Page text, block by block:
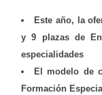
Este año, la
y 9 plazas de
especialidades
El modelo de
Formación